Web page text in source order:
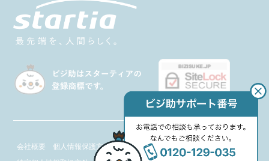
会社概要 個人情報保護方針
情報セキュリティ基本方針